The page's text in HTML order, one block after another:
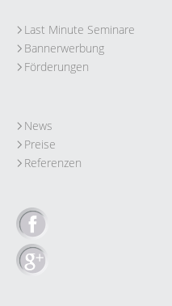
Last Minute Seminare
Bannerwerbung
Förderungen
News
Preise
Referenzen